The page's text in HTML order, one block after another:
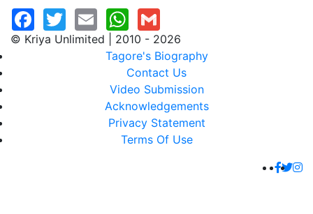
© Kriya Unlimited | 2010 - 2026
Tagore's Biography
Contact Us
Video Submission
Acknowledgements
Privacy Statement
Terms Of Use